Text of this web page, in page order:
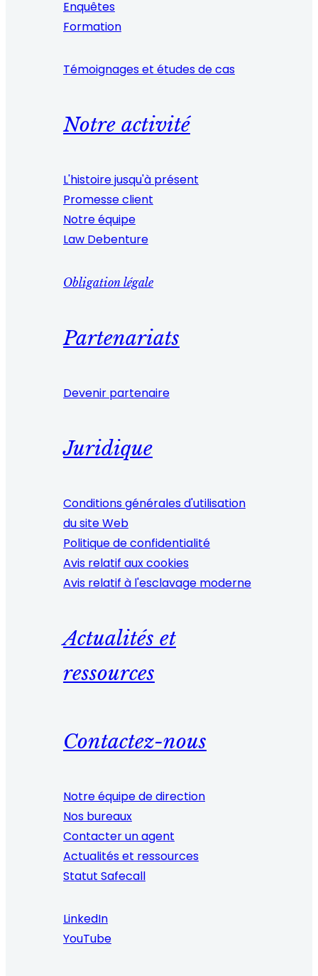
Enquêtes
Formation
Témoignages et études de cas
Notre activité
L'histoire jusqu'à présent
Promesse client
Notre équipe
Law Debenture
Obligation légale
Partenariats
Devenir partenaire
Juridique
Conditions générales d'utilisation
du site Web
Politique de confidentialité
Avis relatif aux cookies
Avis relatif à l'esclavage moderne
Actualités et
ressources
Contactez-nous
Notre équipe de direction
Nos bureaux
Contacter un agent
Actualités et ressources
Statut Safecall
LinkedIn
YouTube